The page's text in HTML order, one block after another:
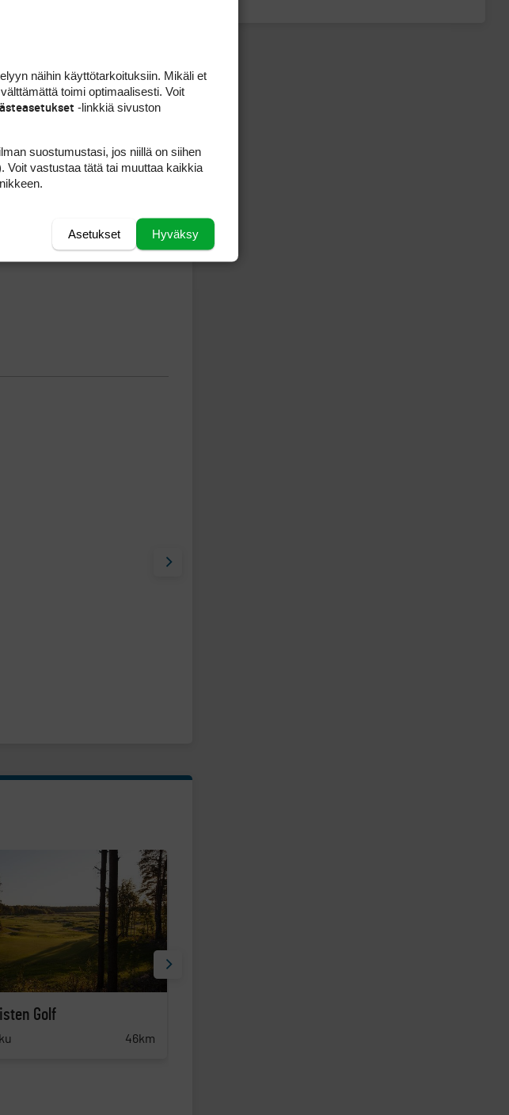
Golf
46km
näihin käyttötarkoituksiin. Mikäli et
toimi optimaalisesti. Voit
-linkkiä sivuston
suostumustasi, jos niillä on siihen
Voit vastustaa tätä tai muuttaa kaikkia
Hyväksy
Asetukset